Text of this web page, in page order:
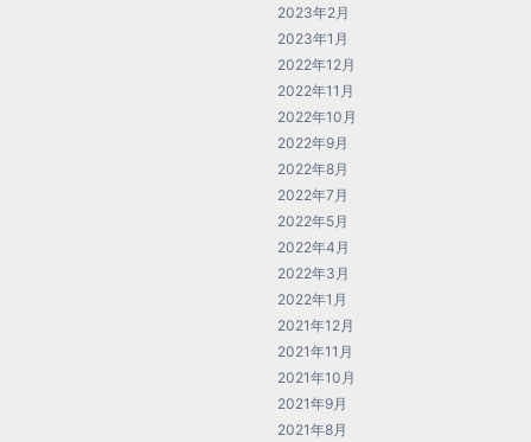
2023年2月
2023年1月
2022年12月
2022年11月
2022年10月
2022年9月
2022年8月
2022年7月
2022年5月
2022年4月
2022年3月
2022年1月
2021年12月
2021年11月
2021年10月
2021年9月
2021年8月